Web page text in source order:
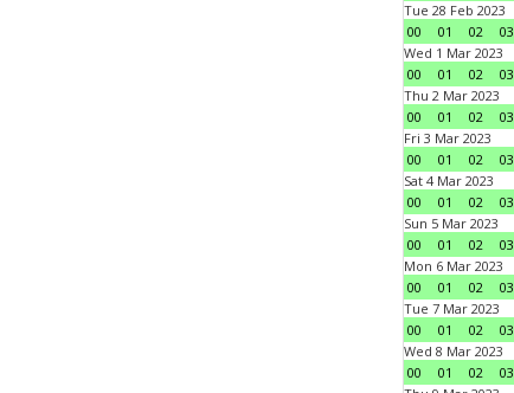
Tue 28 Feb 2023
00
01 02 03
Wed 1 Mar 2023
00
01 02 03
Thu 2 Mar 2023
00
01 02 03
Fri 3 Mar 2023
00
01 02 03
Sat 4 Mar 2023
00
01 02 03
Sun 5 Mar 2023
00
01 02 03
Mon 6 Mar 2023
00
01 02 03
Tue 7 Mar 2023
00
01 02 03
Wed 8 Mar 2023
00
01 02 03